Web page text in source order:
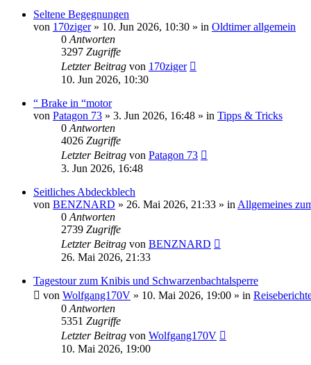
Seltene Begegnungen
von 170ziger» 10. Jun 2026, 10:30 » in Oldtimer allgemein
0 Antworten
3297 Zugriffe
Letzter Beitrag von 170ziger
10. Jun 2026, 10:30
“ Brake in “motor
von Patagon 73 » 3. Jun 2026, 16:48 » in Tipps & Tricks
0 Antworten
4026 Zugriffe
Letzter Beitrag von Patagon 73
3. Jun 2026, 16:48
Seitliches Abdeckblech
von BENZNARD » 26. Mai 2026, 21:33 » in Allgemeines
0 Antworten
2739 Zugriffe
Letzter Beitrag von BENZNARD
26. Mai 2026, 21:33
Tagestour zum Knibis und Schwarzenbachtalsperre
von Wolfgang170V » 10. Mai 2026, 19:00 » in
0 Antworten
5351 Zugriffe
Letzter Beitrag von Wolfgang170V
10. Mai 2026, 19:00